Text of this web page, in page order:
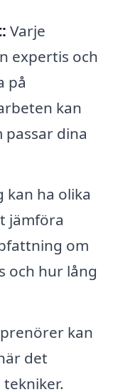
Varje
expertis och
på
kan
dina
kan ha olika
jämföra
om
och hur lång
kan
det